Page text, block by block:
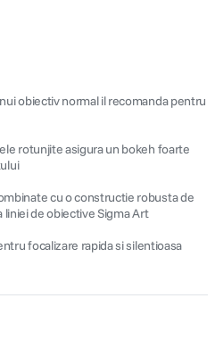
obiectiv normal il recomanda pentru
rotunjite asigura un bokeh foarte
cu o constructie robusta de
de obiective Sigma Art
focalizare rapida si silentioasa